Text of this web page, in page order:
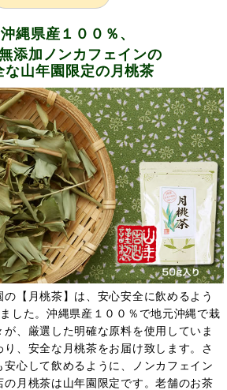
沖縄県産１００％、
添加ノンカフェインの
な山年園限定の月桃茶
【月桃茶】は、安心安全に飲めるよう
した。沖縄県産１００％で地元沖縄で栽
、厳選した明確な原料を使用していま
、安全な月桃茶をお届け致します。さ
安心して飲めるように、ノンカフェイン
月桃茶は山年園限定です。老舗のお茶